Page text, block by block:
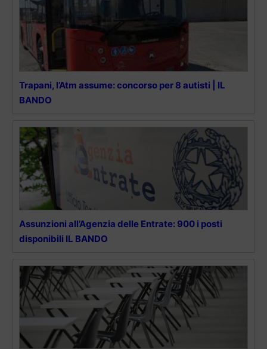
Trapani, l’Atm assume: concorso per 8 autisti | IL
BANDO
Assunzioni all’Agenzia delle Entrate: 900 i posti
disponibili IL BANDO